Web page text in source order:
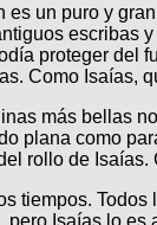
un puro y
proteger
Como Isaías,
más bellas
plana como
rollo de
tiempos.
Isaías lo